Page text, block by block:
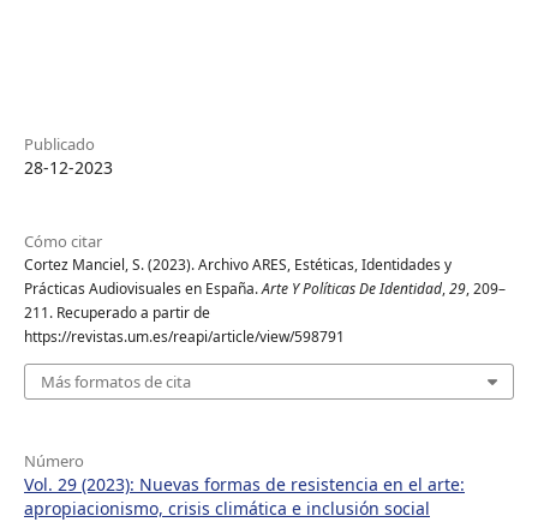
Publicado
28-12-2023
Cómo citar
Cortez Manciel, S. (2023). Archivo ARES, Estéticas, Identidades y
Prácticas Audiovisuales en España.Arte Y Políticas De Identidad,29, 209–
211. Recuperado a partir de
https://revistas.um.es/reapi/article/view/598791
Más formatos de cita
Número
Vol. 29 (2023): Nuevas formas de resistencia en el arte:
apropiacionismo, crisis climática e inclusión social